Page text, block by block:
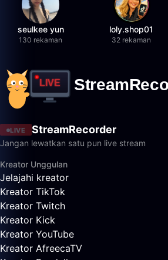
seulkee yun
130 rekaman
loly.shop01
32 rekaman
LIVE StreamRecorder
Jangan lewatkan satu pun live stream
Kreator Unggulan
Jelajahi kreator
Kreator TikTok
Kreator Twitch
Kreator Kick
Kreator YouTube
Kreator AfreecaTV